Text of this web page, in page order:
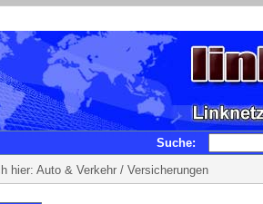
Suche:
hier: Auto & Verkehr / Versicherungen